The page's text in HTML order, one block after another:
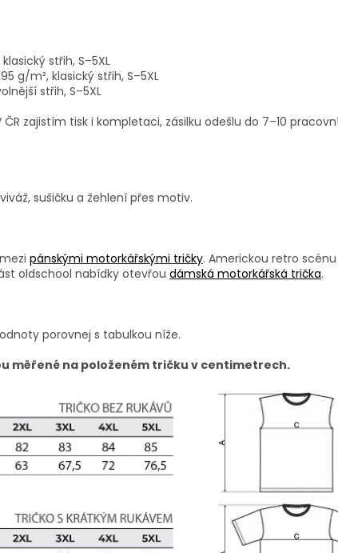
střih, S–5XL
g/m², klasický střih, S–5XL
střih, S–5XL
zajistím tisk i kompletaci, zásilku odešlu do 7–10
sušičku a žehlení přes motiv.
pánskými motorkářskými tričky. Americkou retro scénu
oldschool nabídky otevřou dámská motorkářská trička.
porovnej s tabulkou níže.
měřené na položeném tričku v centimetrech.